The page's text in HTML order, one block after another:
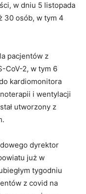
w dniu 5 listopada
30 osób, w tym 4
pacjentów z
CoV-2, w tym 6
kardiomonitora
i wentylacji
utworzony z
dyrektor
już w
tygodniu
z covid na